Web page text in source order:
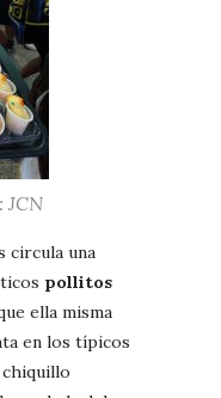
JCN
circula una
pollitos
ella misma
en los típicos
chiquillo